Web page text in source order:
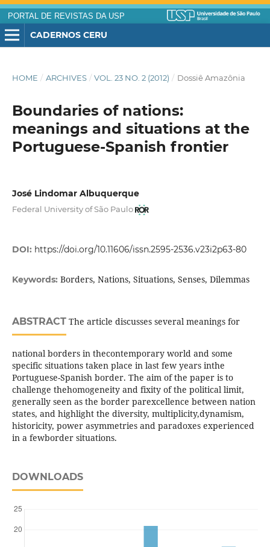
PORTAL DE REVISTAS DA USP
CADERNOS CERU
HOME / ARCHIVES / VOL. 23 NO. 2 (2012) / Dossiê Amazônia
Boundaries of nations:
meanings and situations at the
Portuguese-Spanish frontier
José Lindomar Albuquerque
Federal University of São Paulo
DOI: https://doi.org/10.11606/issn.2595-2536.v23i2p63-80
Keywords: Borders, Nations, Situations, Senses, Dilemmas
ABSTRACTThe article discusses several meanings for
national borders in thecontemporary world and some
specific situations taken place in last few years inthe
Portuguese-Spanish border. The aim of the paper is to
challenge thehomogeneity and fixity of the political limit,
generally seen as the border parexcellence between nation
states, and highlight the diversity, multiplicity,dynamism,
historicity, power asymmetries and paradoxes experienced
in a fewborder situations.
DOWNLOADS